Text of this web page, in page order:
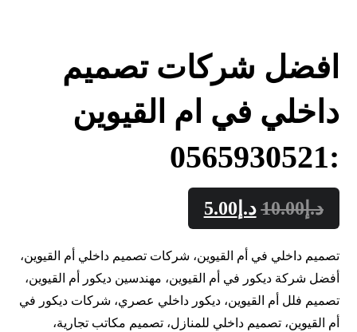
افضل شركات تصميم
داخلي في ام القيوين
:0565930521
د.إ10.00 د.إ 5.00
تصميم داخلي في أم القيوين، شركات تصميم داخلي أم القيوين،
أفضل شركة ديكور في أم القيوين، مهندسين ديكور أم القيوين،
تصميم فلل أم القيوين، ديكور داخلي عصري، شركات ديكور في
أم القيوين، تصميم داخلي للمنازل، تصميم مكاتب تجارية،